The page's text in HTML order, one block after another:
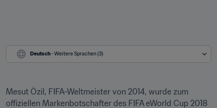
Deutsch - Weitere Sprachen (3)
Mesut Özil, FIFA-Weltmeister von 2014, wurde zum
offiziellen Markenbotschafter des FIFA eWorld Cup 2018